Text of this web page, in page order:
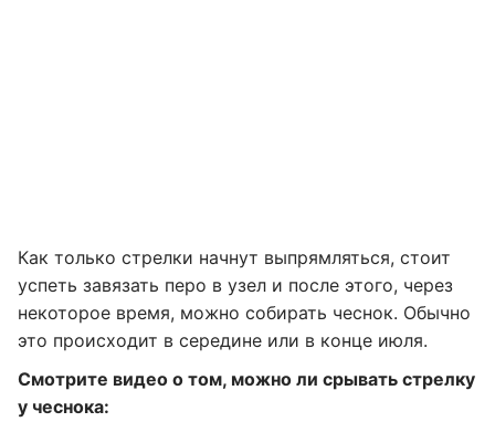
Как только стрелки начнут выпрямляться, стоит
успеть завязать перо в узел и после этого, через
некоторое время, можно собирать чеснок. Обычно
это происходит в середине или в конце июля.
Смотрите видео о том, можно ли срывать стрелку
у чеснока: